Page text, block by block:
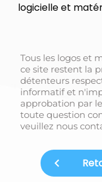
logicielle et
Tous les logos et
ce site restent la
détenteurs
informatif et
approbation par
toute question
veuillez nous